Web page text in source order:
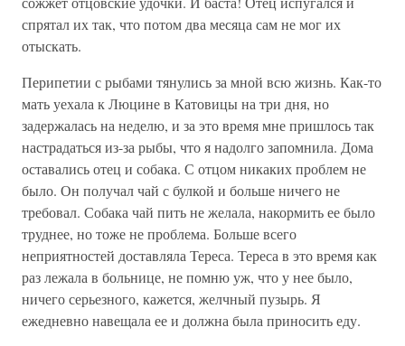
спрятал их так, что потом два месяца сам не мог их
отыскать.
Перипетии с рыбами тянулись за мной всю жизнь. Как-то
мать уехала к Люцине в Катовицы на три дня, но
задержалась на неделю, и за это время мне пришлось так
настрадаться из-за рыбы, что я надолго запомнила. Дома
оставались отец и собака. С отцом никаких проблем не
было. Он получал чай с булкой и больше ничего не
требовал. Собака чай пить не желала, накормить ее было
труднее, но тоже не проблема. Больше всего
неприятностей доставляла Тереса. Тереса в это время как
раз лежала в больнице, не помню уж, что у нее было,
ничего серьезного, кажется, желчный пузырь. Я
ежедневно навещала ее и должна была приносить еду.